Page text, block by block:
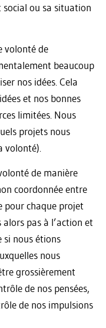
ou sa situation
volonté de
beaucoup
nos idées. Cela
et nos bonnes
limitées. Nous
projets nous
volonté).
de manière
coordonnée entre
pour chaque projet
pas à l’action et
si nous étions
nous
grossièrement
de nos pensées,
de nos impulsions